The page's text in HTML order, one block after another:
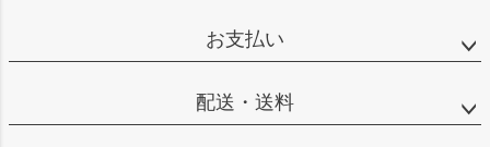
お支払い
配送・送料